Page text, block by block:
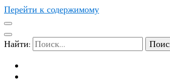
Перейти к содержимому
Найти: